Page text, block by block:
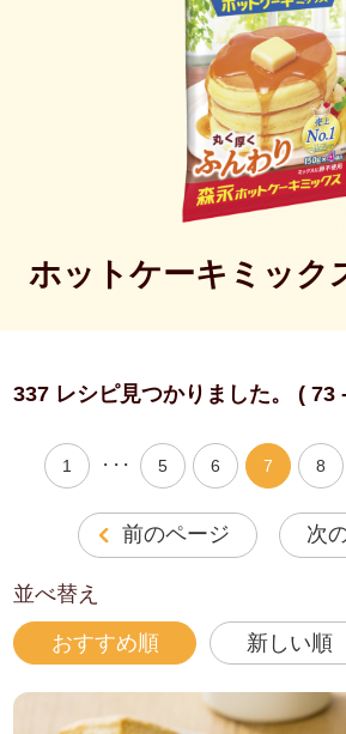
ホットケーキミック
337 レシピ見つかりました。 ( 73
前のページ
1 ・・・ 5 6 7 8
次
並べ替え
おすすめ順 新しい順